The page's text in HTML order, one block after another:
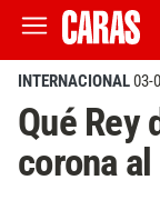
INTERNACIONAL03-
Qué Rey
corona